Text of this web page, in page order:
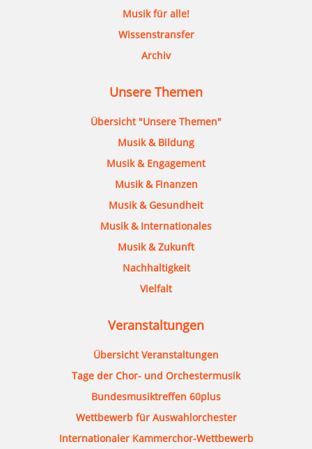
Musik für alle!
Wissenstransfer
Archiv
Unsere Themen
Übersicht "Unsere Themen"
Musik & Bildung
Musik & Engagement
Musik & Finanzen
Musik & Gesundheit
Musik & Internationales
Musik & Zukunft
Nachhaltigkeit
Vielfalt
Veranstaltungen
Übersicht Veranstaltungen
Tage der Chor- und Orchestermusik
Bundesmusiktreffen 60plus
Wettbewerb für Auswahlorchester
Internationaler Kammerchor-Wettbewerb